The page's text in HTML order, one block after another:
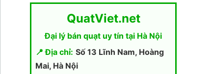
QuatViet.net
Đại lý bán quạt uy tín tại Hà Nội
📍 Địa chỉ: Số 13 Lĩnh Nam, Hoàng
Mai, Hà Nội